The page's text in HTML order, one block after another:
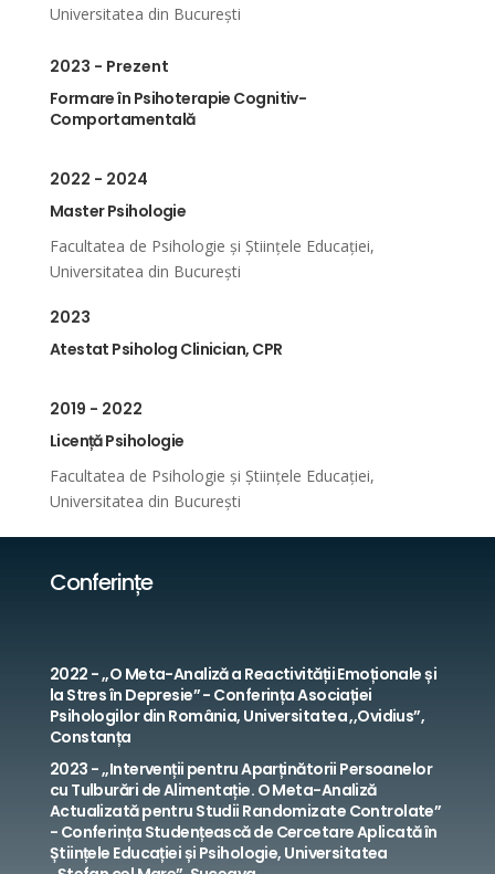
Universitatea din București
2023 - Prezent
Formare în Psihoterapie Cognitiv-
Comportamentală
2022 - 2024
Master Psihologie
Facultatea de Psihologie și Științele Educației,
Universitatea din București
2023
Atestat Psiholog Clinician, CPR
2019 - 2022
Licență Psihologie
Facultatea de Psihologie și Științele Educației,
Universitatea din București
Conferințe
2022 - ,,O Meta-Analiză a Reactivității Emoționale și
la Stres în Depresie” - Conferința Asociației
Psihologilor din România, Universitatea ,,Ovidius”,
Constanța
2023 - ,,Intervenții pentru Aparținătorii Persoanelor
cu Tulburări de Alimentație. O Meta-Analiză
Actualizată pentru Studii Randomizate Controlate”
- Conferința Studențească de Cercetare Aplicată în
Științele Educației și Psihologie, Universitatea